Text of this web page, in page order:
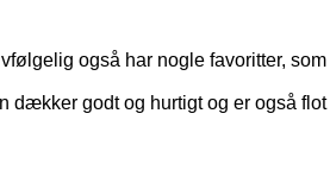
også har nogle favoritter,
godt og hurtigt og er også